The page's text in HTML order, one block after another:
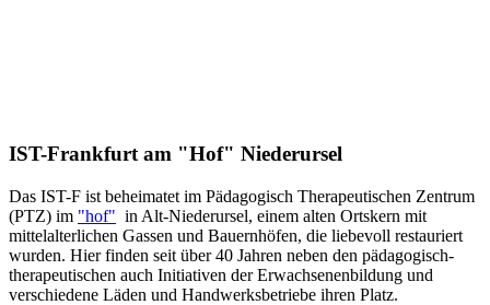
IST-Frankfurt am "Hof" Niederursel
Das IST-F ist beheimatet im Pädagogisch Therapeutischen Zentrum
(PTZ) im "hof" in Alt-Niederursel, einem alten Ortskern mit
mittelalterlichen Gassen und Bauernhöfen, die liebevoll restauriert
wurden. Hier finden seit über 40 Jahren neben den pädagogisch-
therapeutischen auch Initiativen der Erwachsenenbildung und
verschiedene Läden und Handwerksbetriebe ihren Platz.